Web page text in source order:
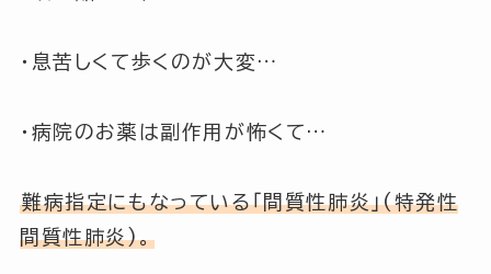
・息苦しくて歩くのが大変…
・病院のお薬は副作用が怖くて…
難病指定にもなっている「間質性肺炎」(特発性
間質性肺炎)。